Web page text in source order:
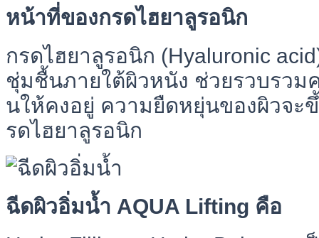
หน้าที่ของกรดไฮยาลูรอนิก
กรดไฮยาลูรอนิก (Hyaluronic
ชุ่มชื้นภายใต้ผิวหนัง ช่วยรวบรวม
นให้คงอยู่ ความยืดหยุ่นของผิวจ
รดไฮยาลูรอนิก
ฉีดผิวอิ่มน้ำ AQUA Lifting คือ